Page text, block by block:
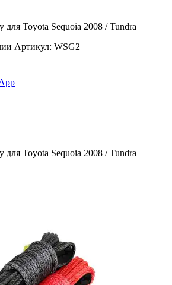
Toyota Sequoia 2008 / Tundra
Артикул: WSG2
Toyota Sequoia 2008 / Tundra